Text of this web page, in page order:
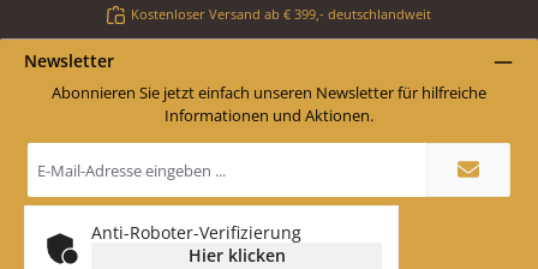
Kostenloser Versand ab € 399,- deutschlandweit
Newsletter
Abonnieren Sie jetzt einfach unseren Newsletter für hilfreiche
Informationen und Aktionen.
Mail-
Adresse
*
Anti-Roboter-Verifizierung
Hier klicken